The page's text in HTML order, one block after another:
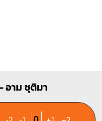
อาม ชุติมา